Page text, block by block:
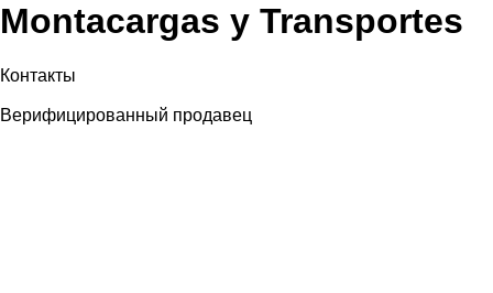
Montacargas y Transportes
Контакты
Верифицированный продавец